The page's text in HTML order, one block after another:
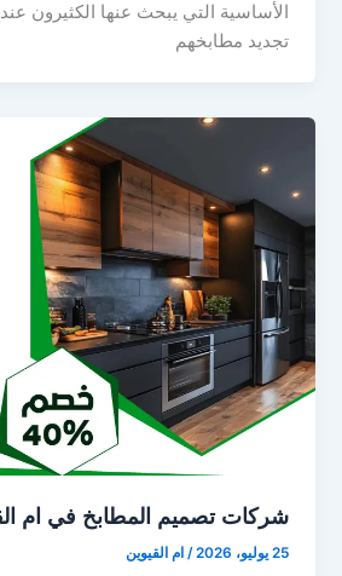
الأساسية التي يبحث عنها الكثيرون
تجديد مطابخهم
شركات تصميم المطابخ في ام
25 يوليو، 2026 /ام القيوين